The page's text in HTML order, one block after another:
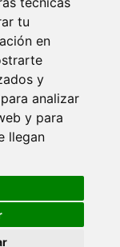
tu
en
y
analizar
y para
llegan
🍪